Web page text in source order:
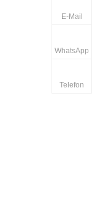
E-Mail
WhatsApp
Telefon